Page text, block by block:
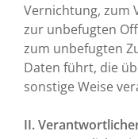
Vernichtung, zum
zur unbefugten
zum unbefugten
Daten führt, die
sonstige Weise
II.